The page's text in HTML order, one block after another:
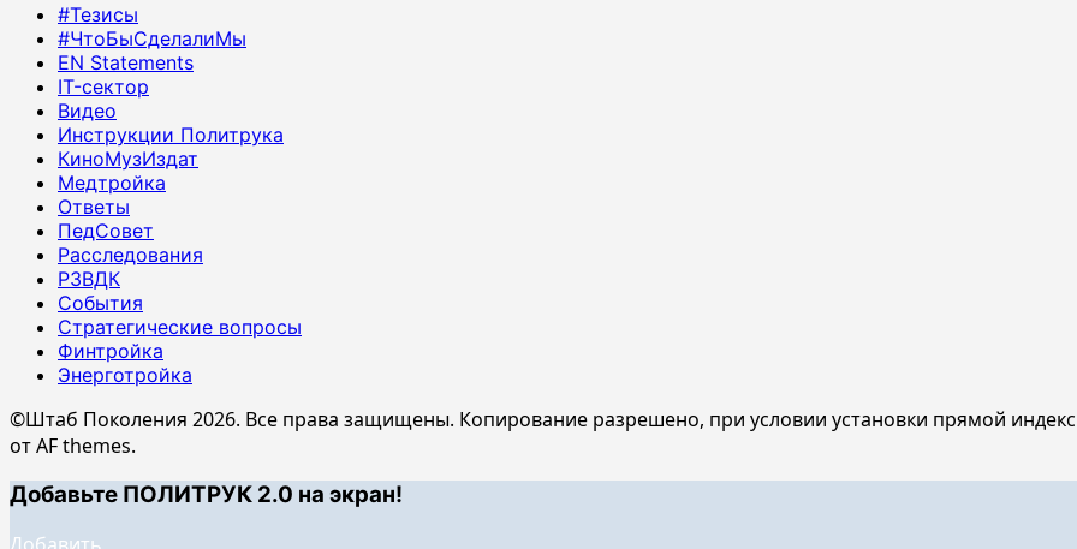
#Тезисы
#ЧтоБыСделалиМы
EN Statements
IT-сектор
Видео
Инструкции Политрука
КиноМузИздат
Медтройка
Ответы
ПедСовет
Расследования
РЗВДК
События
Стратегические вопросы
Финтройка
Энерготройка
©Штаб Поколения 2026. Все права защищены. Копирование разрешено, при условии установки прямой
от AF themes.
Добавьте ПОЛИТРУК 2.0 на экран!